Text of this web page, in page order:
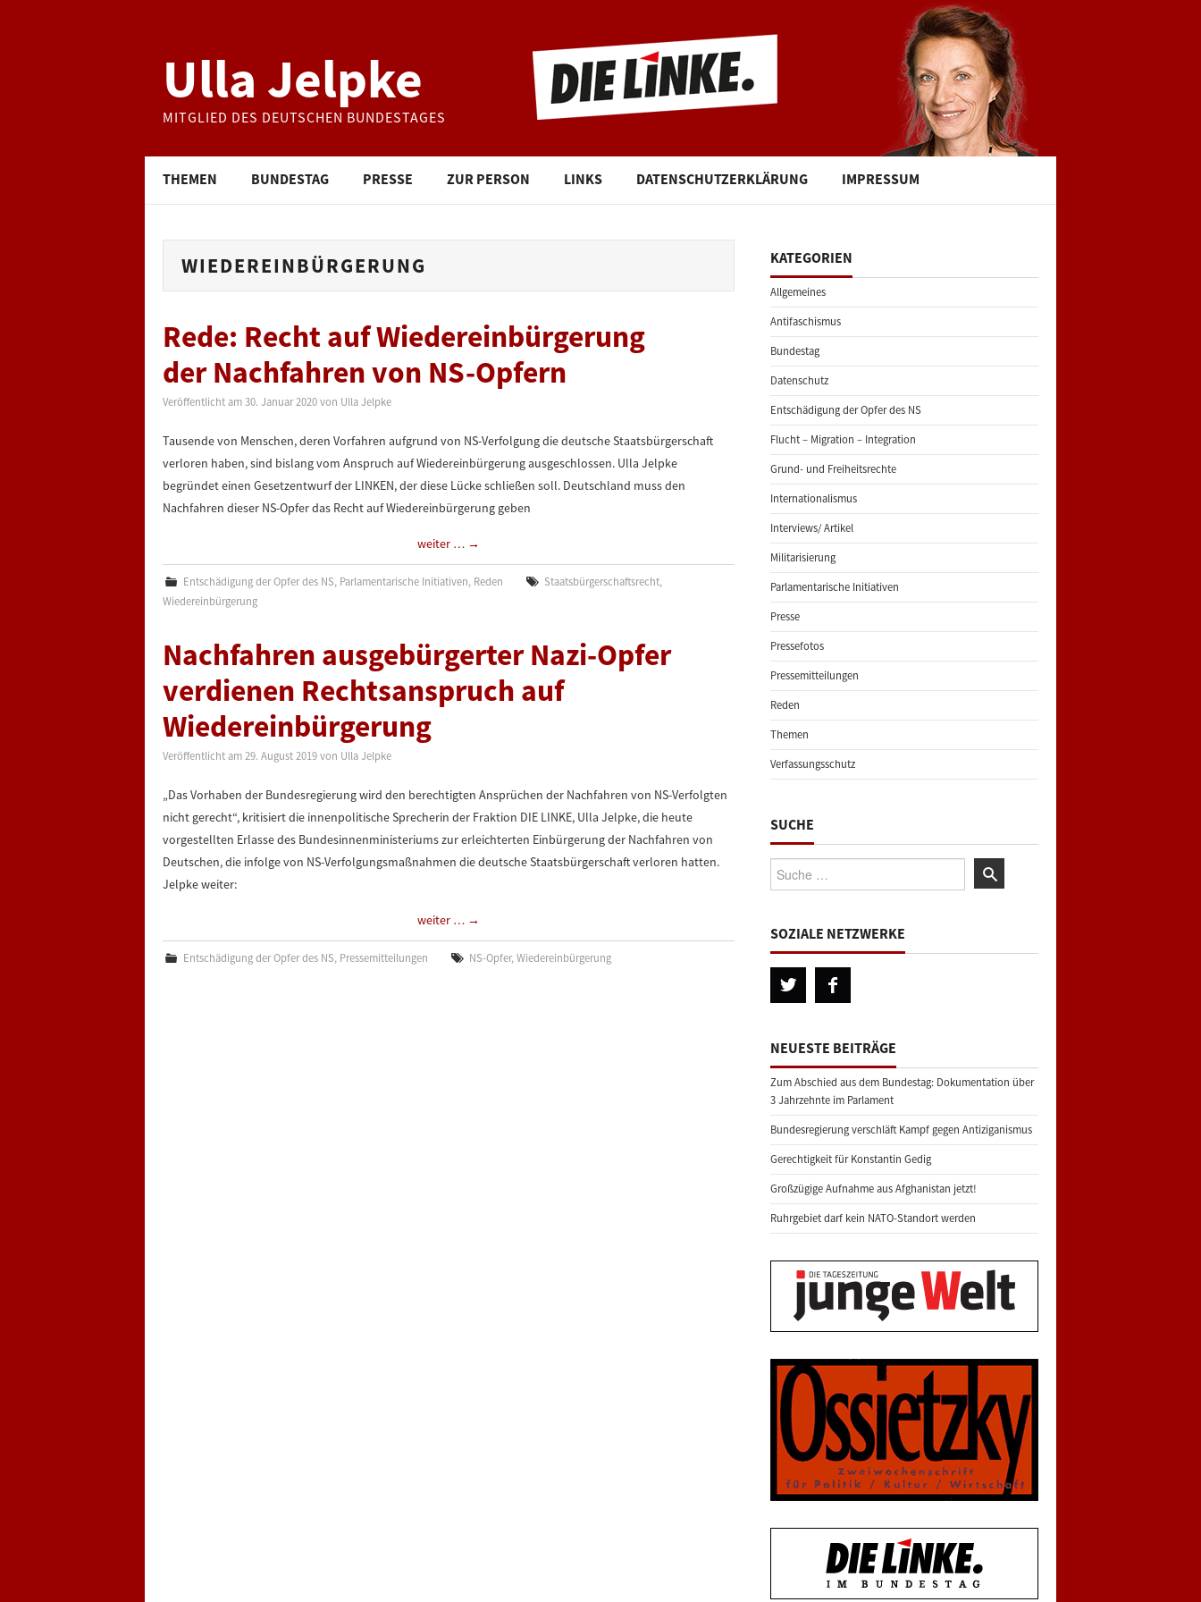
Ulla Jelpke
MITGLIED DES DEUTSCHEN BUNDESTAGES
THEMEN BUNDESTAG PRESSE ZUR PERSON LINKS DATENSCHUTZERKLÄRUNG IMPRESSUM
WIEDEREINBÜRGERUNG
Rede: Recht auf Wiedereinbürgerung
der Nachfahren von NS-Opfern
Veröffentlicht am 30. Januar 2020 von Ulla Jelpke
Tausende von Menschen, deren Vorfahren aufgrund von NS-Verfolgung die deutsche Staatsbürgerschaft
verloren haben, sind bislang vom Anspruch auf Wiedereinbürgerung ausgeschlossen. Ulla Jelpke
begründet einen Gesetzentwurf der LINKEN, der diese Lücke schließen soll. Deutschland muss den
Nachfahren dieser NS-Opfer das Recht auf Wiedereinbürgerung geben
weiter … →
Entschädigung der Opfer des NS, Parlamentarische Initiativen, Reden Staatsbürgerschaftsrecht,
Wiedereinbürgerung
Nachfahren ausgebürgerter Nazi-Opfer
verdienen Rechtsanspruch auf
Wiedereinbürgerung
Veröffentlicht am 29. August 2019 von Ulla Jelpke
„Das Vorhaben der Bundesregierung wird den berechtigten Ansprüchen der Nachfahren von NS-Verfolgten
nicht gerecht“, kritisiert die innenpolitische Sprecherin der Fraktion DIE LINKE, Ulla Jelpke, die heute
vorgestellten Erlasse des Bundesinnenministeriums zur erleichterten Einbürgerung der Nachfahren von
Deutschen, die infolge von NS-Verfolgungsmaßnahmen die deutsche Staatsbürgerschaft verloren hatten.
Jelpke weiter:
weiter … →
Entschädigung der Opfer des NS, Pressemitteilungen NS-Opfer,Wiedereinbürgerung
KATEGORIEN
Allgemeines
Antifaschismus
Bundestag
Datenschutz
Entschädigung der Opfer des NS
Flucht – Migration – Integration
Grund- und Freiheitsrechte
Internationalismus
Interviews/ Artikel
Militarisierung
Parlamentarische Initiativen
Presse
Pressefotos
Pressemitteilungen
Reden
Themen
Verfassungsschutz
SUCHE
Suche:
SOZIALE NETZWERKE
NEUESTE BEITRÄGE
Zum Abschied aus dem Bundestag: Dokumentation über
3 Jahrzehnte im Parlament
Bundesregierung verschläft Kampf gegen Antiziganismus
Gerechtigkeit für Konstantin Gedig
Großzügige Aufnahme aus Afghanistan jetzt!
Ruhrgebiet darf kein NATO-Standort werden